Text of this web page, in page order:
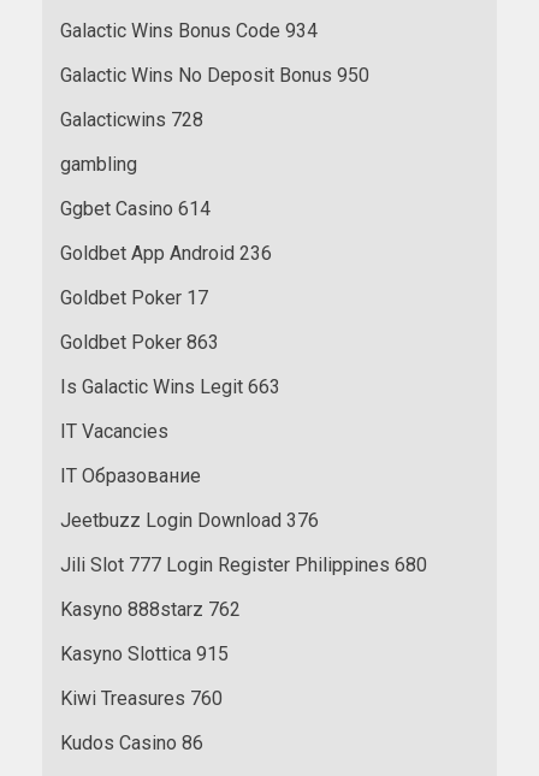
Galactic Wins Bonus Code 934
Galactic Wins No Deposit Bonus 950
Galacticwins 728
gambling
Ggbet Casino 614
Goldbet App Android 236
Goldbet Poker 17
Goldbet Poker 863
Is Galactic Wins Legit 663
IT Vacancies
IT Образование
Jeetbuzz Login Download 376
Jili Slot 777 Login Register Philippines 680
Kasyno 888starz 762
Kasyno Slottica 915
Kiwi Treasures 760
Kudos Casino 86